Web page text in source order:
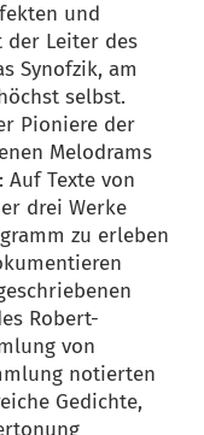
und
der Leiter des
Synofzik, am
selbst.
Pioniere der
Melodrams
Texte von
drei Werke
zu erleben
Robert-
von
notierten
Gedichte,